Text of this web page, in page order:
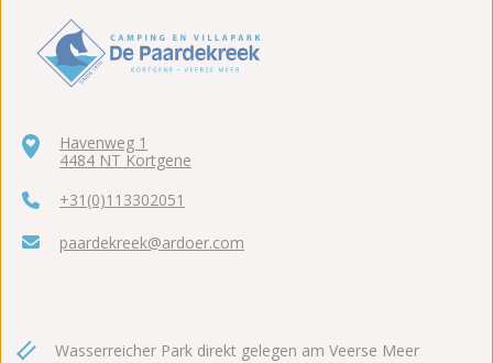
Havenweg 1
4484 NT Kortgene
+31(0)113302051
paardekreek@ardoer.com
Wasserreicher Park direkt gelegen am Veerse Meer